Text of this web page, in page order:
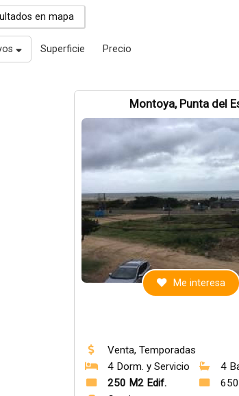
en mapa
Superficie Precio
Montoya, Punta del
Me interesa
Venta, Temporadas
4 Dorm. y Servicio
4
250 M2 Edif.